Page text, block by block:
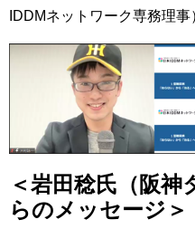
IDDMネットワーク専務理事
＜岩田稔氏（阪
らのメッセージ＞